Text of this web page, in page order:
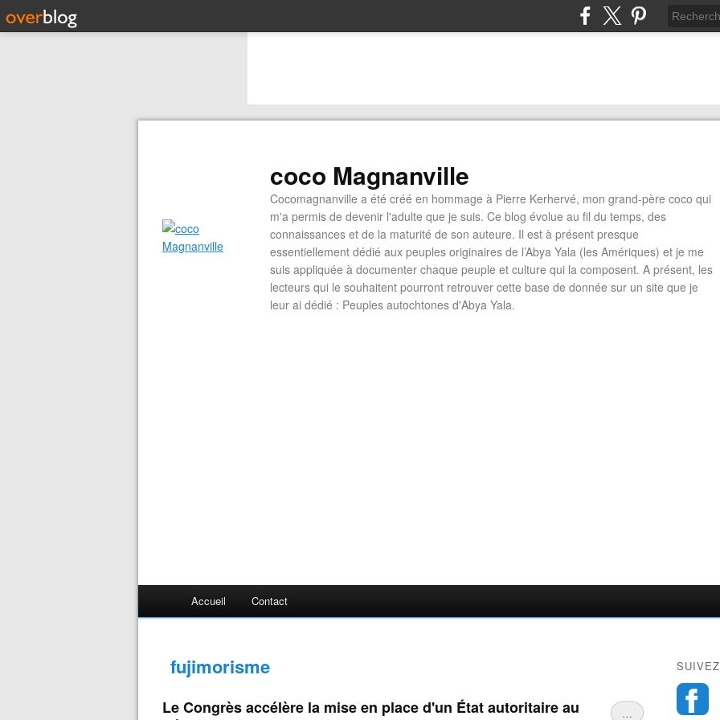
coco Magnanville
Cocomagnanville a été créé en hommage à Pierre Kerhervé, mon grand-père coco qui
m'a permis de devenir l'adulte que je suis. Ce blog évolue au fil du temps, des
connaissances et de la maturité de son auteure. Il est à présent presque
essentiellement dédié aux peuples originaires de l’Abya Yala (les Amériques) et je me
suis appliquée à documenter chaque peuple et culture qui la composent. A présent, les
lecteurs qui le souhaitent pourront retrouver cette base de donnée sur un site que je
leur ai dédié : Peuples autochtones d'Abya Yala.
Accueil Contact
fujimorisme
…
Le Congrès accélère la mise en place d'un État autoritaire au